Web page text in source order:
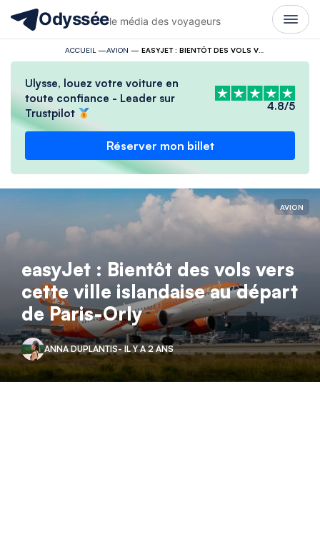
Odysséele média des voyageurs
ACCUEIL —AVION —
Ulysse, louez votre voiture en
toute confiance - Leader sur
Trustpilot
4.8/5
Réserver mon billet
AVION
easyJet : Bientôt des vols vers
cette ville islandaise au départ
de Paris-Orly
ANNA DUPLANTIS- IL Y A 2 ANS